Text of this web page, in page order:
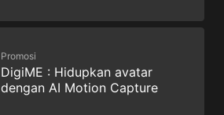
Promosi
DigiME : Hidupkan avatar
dengan AI Motion Capture